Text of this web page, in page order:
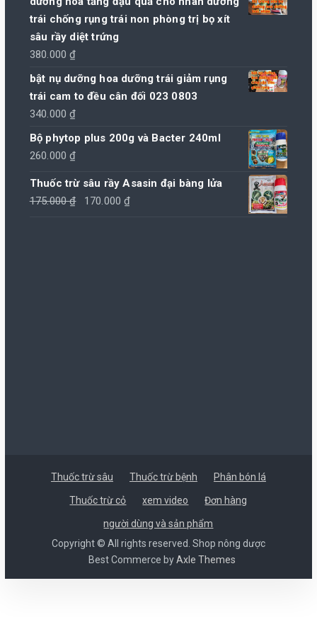
trái chống rụng trái non phòng trị bọ xít
sâu rầy diệt trứng
380.000₫
bật nụ dưỡng hoa dưỡng trái giảm rụng
trái cam to đều cân đối 023 0803
340.000₫
Bộ phytop plus 200g và Bacter 240ml
260.000₫
Thuốc trừ sâu rầy Asasin đại bàng lửa
175.000₫
Giá
170.000₫
Thuốc trừ sâu Thuốc trừ bệnh Phân bón lá
Thuốc trừ cỏ xem video Đơn hàng
người dùng và sản phẩm
Copyright © All rights reserved. Shop nông dược
Best Commerce byAxle Themes